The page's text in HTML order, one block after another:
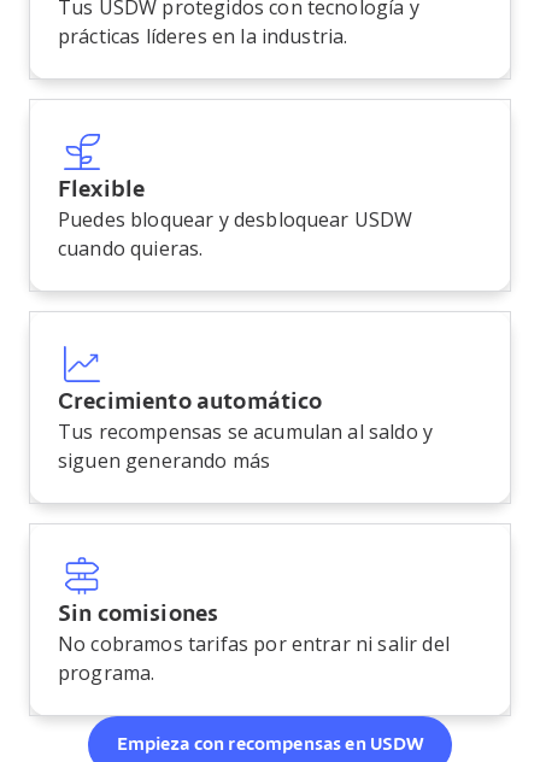
Tus USDW protegidos con tecnología y
prácticas líderes en la industria.
Flexible
Puedes bloquear y desbloquear USDW
cuando quieras.
Crecimiento automático
Tus recompensas se acumulan al saldo y
siguen generando más
Sin comisiones
No cobramos tarifas por entrar ni salir del
programa.
Empieza con recompensas en USDW